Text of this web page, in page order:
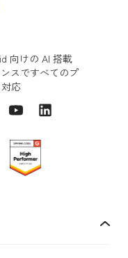
向けの AI 搭載
スですべてのプ
応